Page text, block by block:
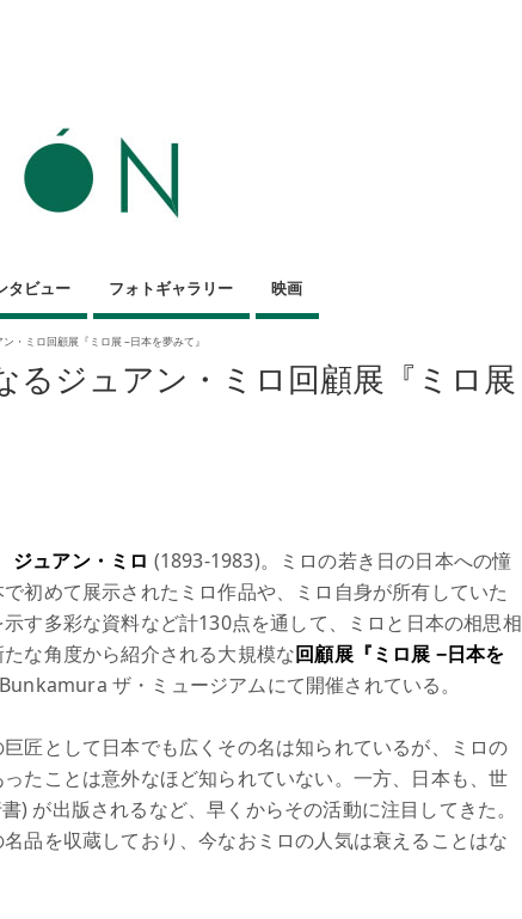
タビュー フォトギャラリー 映画
・ミロ回顧展『ミロ展 –日本を夢みて』
るジュアン・ミロ回顧展『ミロ展
ジュアン・ミロ (1893-1983)。ミロの若き日の日本への憧
初めて展示されたミロ作品や、ミロ自身が所有していた
す多彩な資料など計130点を通して、ミロと日本の相思相
な角度から紹介される大規模な回顧展『ミロ展 −日本を
ザ・ミュージアムにて開催されている。
匠として日本でも広くその名は知られているが、ミロの
たことは意外なほど知られていない。一方、日本も、世
) が出版されるなど、早くからその活動に注目してきた。
品を収蔵しており、今なおミロの人気は衰えることはな